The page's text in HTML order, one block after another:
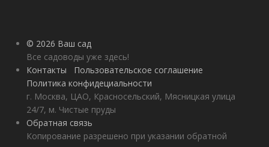
© 2026 Ваш сад
Все садоводы уже здесь!
Контакты
Пользовательское соглашение
Политика конфидециальности
г. Москва, ЦАО, Красносельский, Мясницкая улица
24/7, м. Чистые пруды
Обратная связь
Копирование разрешено при указании обратной